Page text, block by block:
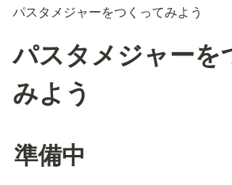
パスタメジャーをつくってみよう
パスタメジャーを
みよう
準備中